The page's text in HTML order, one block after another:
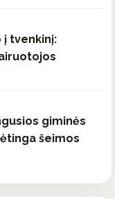
į tvenkinį:
giminės
šeimos